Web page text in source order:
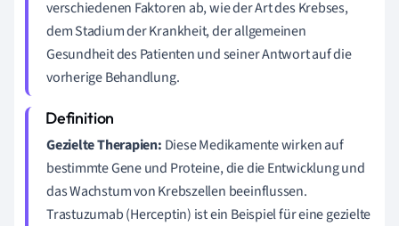
verschiedenen Faktoren ab, wie der Art des Krebses,
dem Stadium der Krankheit, der allgemeinen
Gesundheit des Patienten und seiner Antwort auf die
vorherige Behandlung.
Gezielte Therapien: Diese Medikamente wirken auf
bestimmte Gene und Proteine, die die Entwicklung und
das Wachstum von Krebszellen beeinflussen.
Trastuzumab (Herceptin) ist ein Beispiel für eine gezielte